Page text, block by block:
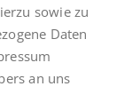
sowie zu
Daten
an uns